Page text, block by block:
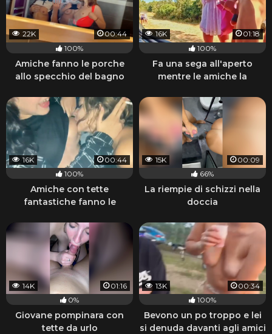
22K
00:44
100%
Amiche fanno le porche
allo specchio del bagno
16K
01:18
100%
Fa una sega all'aperto
mentre le amiche la
16K
00:44
100%
Amiche con tette
fantastiche fanno le
15K
00:09
66%
La riempie di schizzi nella
doccia
14K
01:16
0%
Giovane pompinara con
tette da urlo
13K
00:34
100%
Bevono un po troppo e lei
si denuda davanti agli amici